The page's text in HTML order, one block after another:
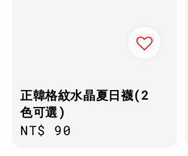
正韓格紋水晶夏日襪(2
色可選)
Regular
NT$ 90